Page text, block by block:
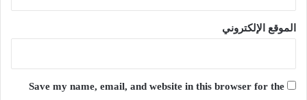
الموقع الإلكتروني
Save my name, email, and website in this browser for the